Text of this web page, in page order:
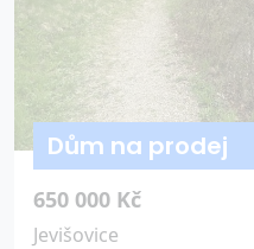
Dům na prodej
650 000 Kč
Jevišovice